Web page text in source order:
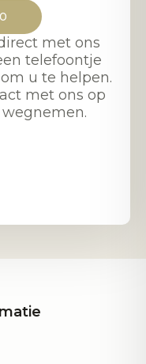
met ons
telefoontje
u te helpen.
met ons op